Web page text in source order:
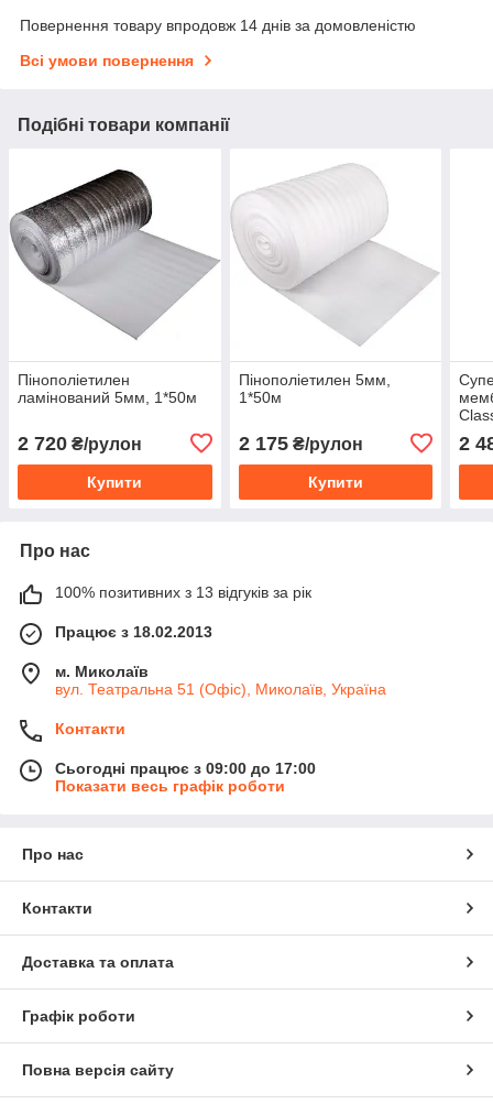
Повернення товару впродовж 14 днів за домовленістю
Всі умови повернення
Подібні товари компанії
Пінополіетилен
ламінований 5мм, 1*50м
2 720 ₴/рулон
Купити
Пінополіетилен 5мм,
1*50м
2 175₴/рулон
Купити
2
Про нас
100% позитивних з 13 відгуків за рік
Працює з 18.02.2013
м. Миколаїв
вул. Театральна 51 (Офіс), Миколаїв, Україна
Контакти
Сьогодні працює з 09:00 до 17:00
Показати весь графік роботи
Про нас
Контакти
Доставка та оплата
Графік роботи
Повна версія сайту